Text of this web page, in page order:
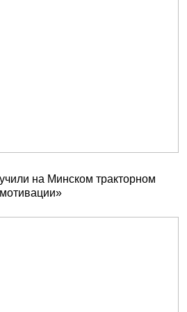
на Минском тракторном